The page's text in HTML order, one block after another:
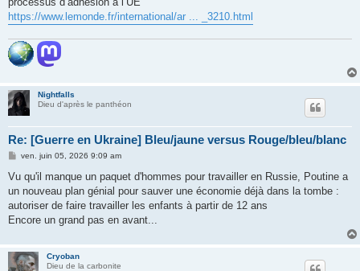
https://www.lemonde.fr/international/ar ... _3210.html
Nightfalls
Dieu d'après le panthéon
Re: [Guerre en Ukraine] Bleu/jaune versus Rouge/bleu/blanc
M
s
a
g
ven. juin 05, 2026 9:09 am
Vu qu'il manque un paquet d'hommes pour travailler en Russie, Poutine a
un nouveau plan génial pour sauver une économie déjà dans la tombe :
autoriser de faire travailler les enfants à partir de 12 ans
Encore un grand pas en avant...
Cryoban
Dieu de la carbonite